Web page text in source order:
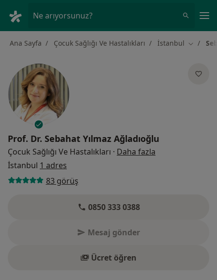
Ne arıyorsunuz?
Ana Sayfa Çocuk Sağlığı Ve Hastalıkları İstanbul Şehir
Prof. Dr. Sebahat Yılmaz Ağladıoğlu
Çocuk Sağlığı Ve Hastalıkları · Daha fazla
İstanbul 1 adres
83 görüş
0850 333 0388
Mesaj gönder
Ücret öğren